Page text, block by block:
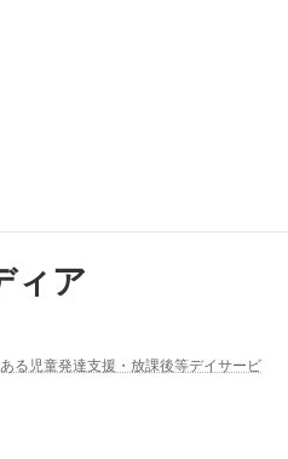
ィア
る児童発達支援・放課後等デイサービ